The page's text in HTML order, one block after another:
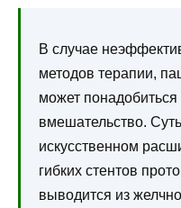
В случае
методов терапии,
может понадобиться
вмешательство.
искусственном
гибких стентов
выводится из